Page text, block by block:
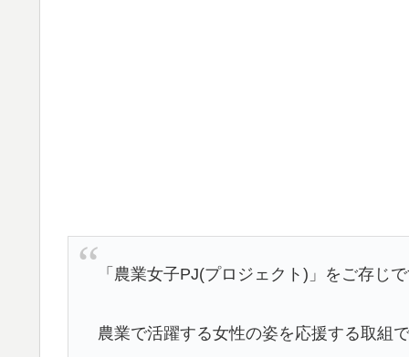
「農業女子PJ(プロジェクト)」をご存じ
農業で活躍する女性の姿を応援する取組